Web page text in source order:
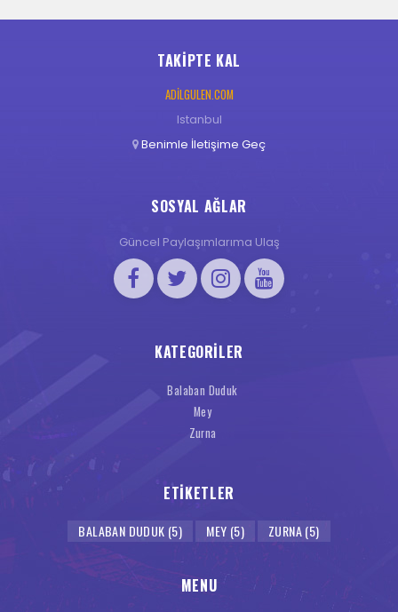
TAKIPTE KAL
ADILGULEN.COM
Istanbul
Benimle İletişime Geç
SOSYAL AĞLAR
Güncel Paylaşımlarıma Ulaş
KATEGORILER
Balaban Duduk
Mey
Zurna
ETIKETLER
BALABAN DUDUK (5) MEY (5) ZURNA(5)
MENU